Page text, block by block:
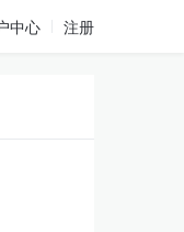
中心 注册